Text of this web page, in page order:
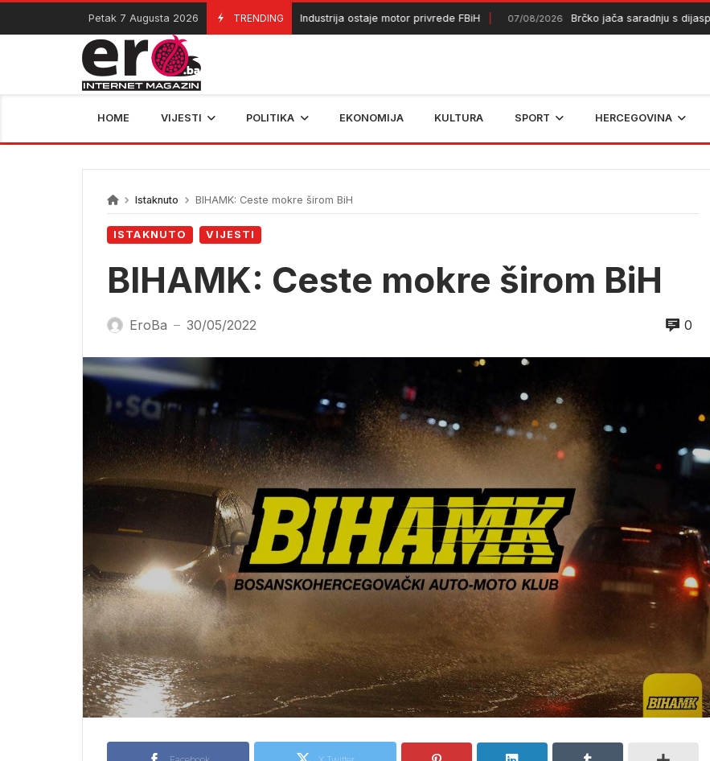
Skip
content
Petak 7 Augusta 2026 TRENDING
07/08/2026 Industrija ostaje motor privrede FBiH 07/08/2026 Brčko jača saradnju s dijasporom
HOME VIJESTI POLITIKA EKONOMIJA KULTURA SPORT HERCEGOVINA
Istaknuto BIHAMK: Ceste mokre širom BiH
ISTAKNUTO VIJESTI
BIHAMK: Ceste mokre širom BiH
EroBa — 30/05/2022 0